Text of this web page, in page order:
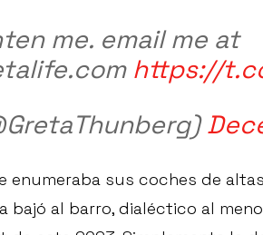
me. email me at
https://
enumeraba sus coches de
bajó al barro, dialéctico al